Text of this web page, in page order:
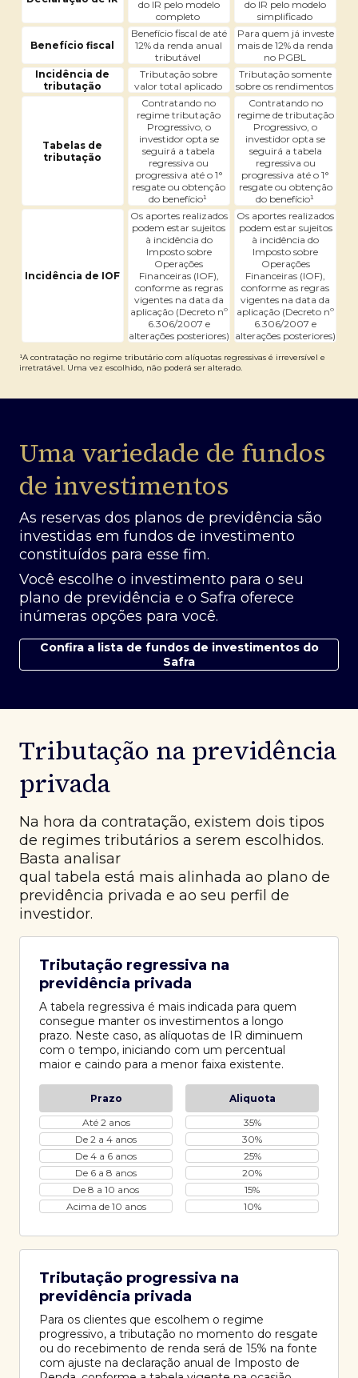
do IR pelo modelo
completo
do IR pelo modelo
simplificado
Benefício fiscal
Benefício fiscal de até
12% da renda anual
tributável
Para quem já investe
mais de 12% da renda
no PGBL
Incidência de
tributação
Tributação sobre
valor total aplicado
Tributação somente
sobre os rendimentos
Tabelas de
tributação
Contratando no
regime tributação
Progressivo, o
investidor opta se
seguirá a tabela
regressiva ou
progressiva até o 1°
resgate ou obtenção
do benefício¹
Contratando no
regime de tributação
Progressivo, o
investidor opta se
seguirá a tabela
regressiva ou
progressiva até o 1°
resgate ou obtenção
do benefício¹
Incidência de IOF
Os aportes realizados
podem estar sujeitos
à incidência do
Imposto sobre
Operações
Financeiras (IOF),
conforme as regras
vigentes na data da
aplicação (Decreto nº
6.306/2007 e
alterações posteriores)
Os aportes realizados
podem estar sujeitos
à incidência do
Imposto sobre
Operações
Financeiras (IOF),
conforme as regras
vigentes na data da
aplicação (Decreto nº
6.306/2007 e
alterações posteriores)
¹A contratação no regime tributário com alíquotas regressivas é irreversível e
irretratável. Uma vez escolhido, não poderá ser alterado.
Uma variedade de fundos
de investimentos
As reservas dos planos de previdência são
investidas em fundos de investimento
constituídos para esse fim.
Você escolhe o investimento para o seu
plano de previdência e o Safra oferece
inúmeras opções para você.
Confira a lista de fundos de investimentos do
Safra
Tributação na previdência
privada
Na hora da contratação, existem dois tipos
de regimes tributários a serem escolhidos.
Basta analisar
qual tabela está mais alinhada ao plano de
previdência privada e ao seu perfil de
investidor.
Tributação regressiva na
previdência privada
A tabela regressiva é mais indicada para quem
consegue manter os investimentos a longo
prazo. Neste caso, as alíquotas de IR diminuem
com o tempo, iniciando com um percentual
maior e caindo para a menor faixa existente.
Prazo
Aliquota
Até 2 anos
35%
De 2 a 4 anos
30%
De 4 a 6 anos
25%
De 6 a 8 anos
20%
De 8 a 10 anos
15%
Acima de 10 anos
10%
Tributação progressiva na
previdência privada
Para os clientes que escolhem o regime
progressivo, a tributação no momento do resgate
ou do recebimento de renda será de 15% na fonte
com ajuste na declaração anual de Imposto de